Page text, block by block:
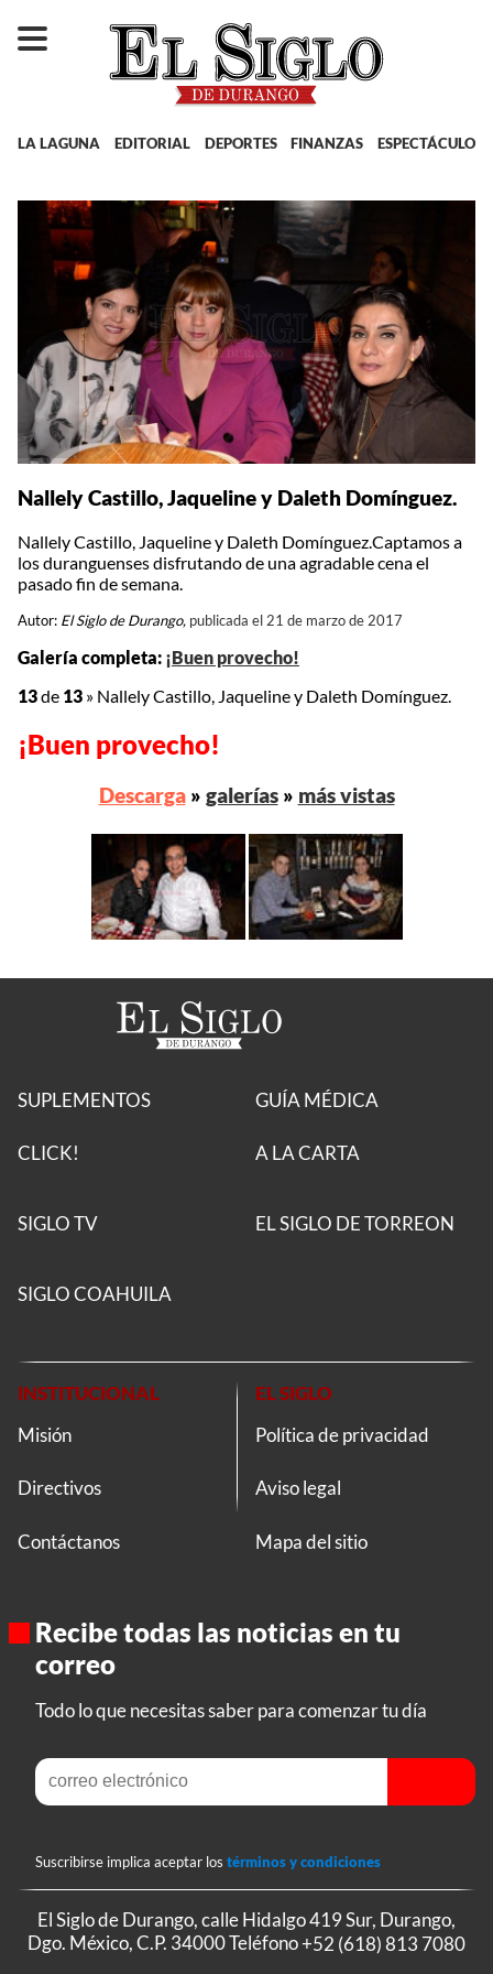
LA LAGUNA EDITORIAL DEPORTES FINANZAS ESPECTÁCULOS
Nallely Castillo, Jaqueline y Daleth Domínguez.
Nallely Castillo, Jaqueline y Daleth Domínguez.Captamos a
los duranguenses disfrutando de una agradable cena el
pasado fin de semana.
Autor: El Siglo de Durango, publicada el 21 de marzo de 2017
Galería completa: ¡Buen provecho!
13de 13 » Nallely Castillo, Jaqueline y Daleth Domínguez.
¡Buen provecho!
Descarga» galerías» más vistas
SUPLEMENTOS
CLICK!
GUÍA MÉDICA
A LA CARTA
SIGLO TV EL SIGLO DE TORREON
SIGLO COAHUILA
INSTITUCIONAL
Misión
Directivos
Contáctanos
EL SIGLO
Política de privacidad
Aviso legal
Mapa del sitio
Recibe todas las noticias en tu
correo
Todo lo que necesitas saber para comenzar tu día
Suscribirse implica aceptar los términos y condiciones
El Siglo de Durango, calle Hidalgo 419 Sur, Durango,
Dgo. México, C.P. 34000 Teléfono+52 (618) 813 7080